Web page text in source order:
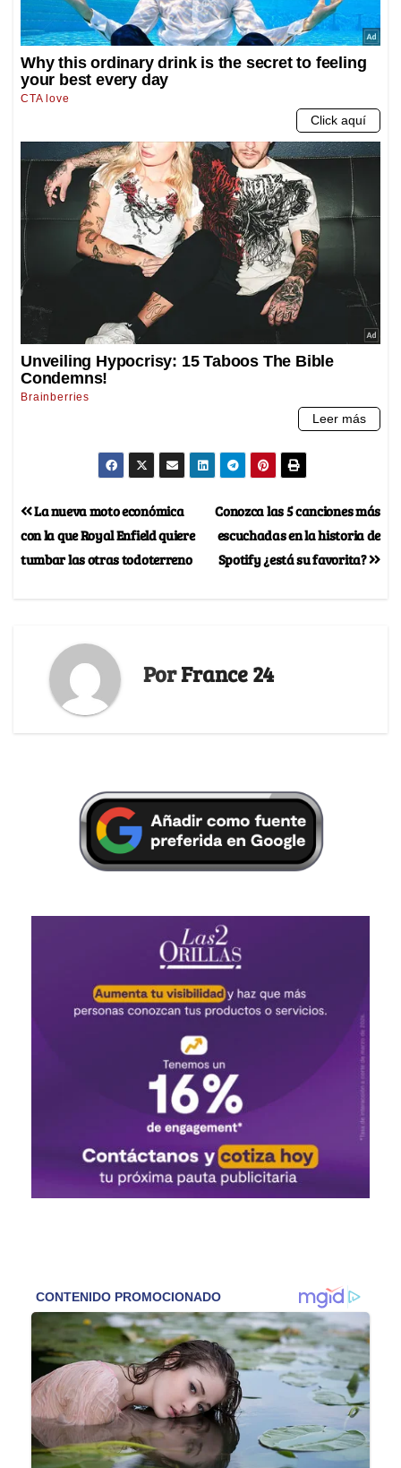
Conozca las 5 canciones más
escuchadas en la historia de
Spotify ¿está su favorita?
La nueva moto económica
con la que Royal Enfield quiere
tumbar las otras todoterreno
PorFrance 24